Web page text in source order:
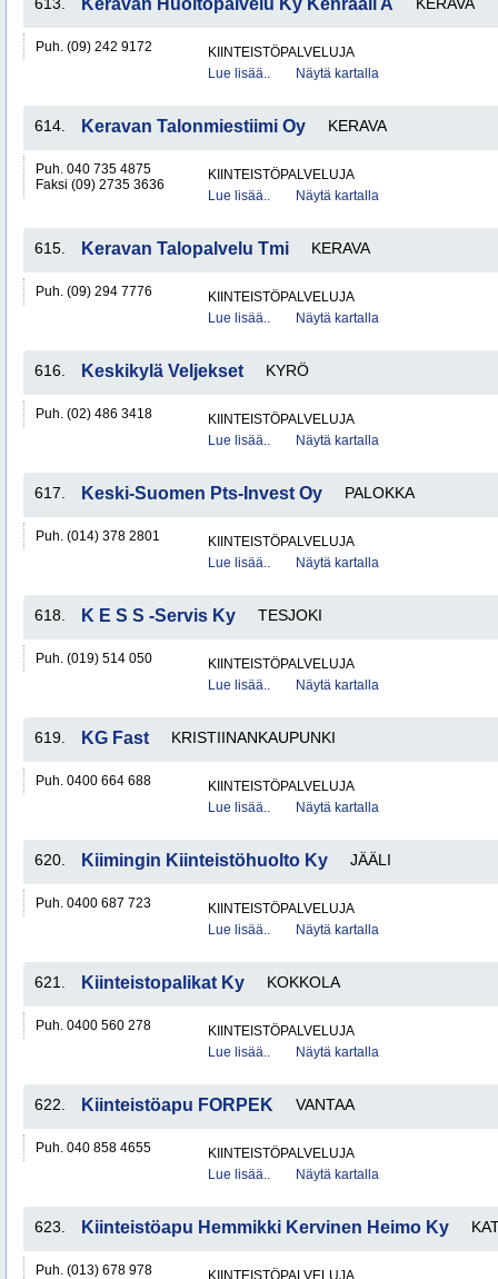
Keravan Huoltopalvelu Ky Kenraali A
Puh. (09) 242 9172
KIINTEISTÖPALVELUJA
Lue lisää..
Näytä kartalla
614. Keravan Talonmiestiimi Oy KERAVA
Puh. 040 735 4875
Faksi (09) 2735 3636
KIINTEISTÖPALVELUJA
Lue lisää..
Näytä kartalla
615. Keravan Talopalvelu Tmi KERAVA
Puh. (09) 294 7776
KIINTEISTÖPALVELUJA
Lue lisää..
Näytä kartalla
616. Keskikylä Veljekset KYRÖ
Puh. (02) 486 3418
KIINTEISTÖPALVELUJA
Lue lisää..
Näytä kartalla
617. Keski-Suomen Pts-Invest Oy PALOKKA
Puh. (014) 378 2801
KIINTEISTÖPALVELUJA
Lue lisää..
Näytä kartalla
618. K E S S -Servis Ky TESJOKI
Puh. (019) 514 050
KIINTEISTÖPALVELUJA
Lue lisää..
Näytä kartalla
619. KG Fast KRISTIINANKAUPUNKI
Puh. 0400 664 688
KIINTEISTÖPALVELUJA
Lue lisää..
Näytä kartalla
620. Kiimingin Kiinteistöhuolto Ky JÄÄLI
Puh. 0400 687 723
KIINTEISTÖPALVELUJA
Lue lisää..
Näytä kartalla
621. Kiinteistopalikat Ky KOKKOLA
Puh. 0400 560 278
KIINTEISTÖPALVELUJA
Lue lisää..
Näytä kartalla
622. Kiinteistöapu FORPEK VANTAA
Puh. 040 858 4655
KIINTEISTÖPALVELUJA
Lue lisää..
Näytä kartalla
623. Kiinteistöapu Hemmikki Kervinen Heimo Ky
Puh. (013) 678 978 KIINTEISTÖPALVELUJA